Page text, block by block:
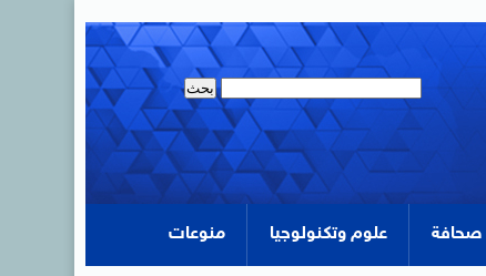
صحافة علوم وتكنولوجيا منوعات